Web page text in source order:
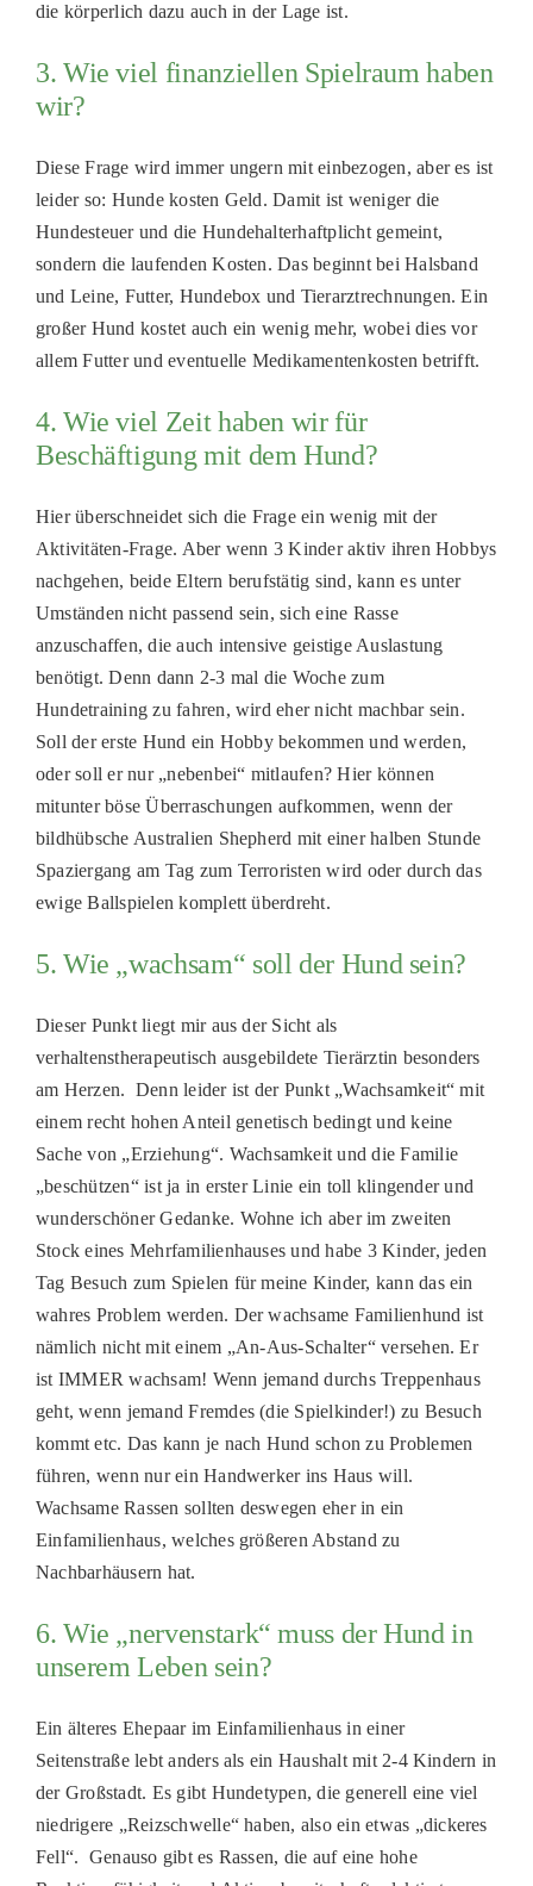
die körperlich dazu auch in der Lage ist.
3. Wie viel finanziellen Spielraum haben
wir?
Diese Frage wird immer ungern mit einbezogen, aber es ist
leider so: Hunde kosten Geld. Damit ist weniger die
Hundesteuer und die Hundehalterhaftplicht gemeint,
sondern die laufenden Kosten. Das beginnt bei Halsband
und Leine, Futter, Hundebox und Tierarztrechnungen. Ein
großer Hund kostet auch ein wenig mehr, wobei dies vor
allem Futter und eventuelle Medikamentenkosten betrifft.
4. Wie viel Zeit haben wir für
Beschäftigung mit dem Hund?
Hier überschneidet sich die Frage ein wenig mit der
Aktivitäten-Frage. Aber wenn 3 Kinder aktiv ihren Hobbys
nachgehen, beide Eltern berufstätig sind, kann es unter
Umständen nicht passend sein, sich eine Rasse
anzuschaffen, die auch intensive geistige Auslastung
benötigt. Denn dann 2-3 mal die Woche zum
Hundetraining zu fahren, wird eher nicht machbar sein.
Soll dererste Hund ein Hobby bekommen und werden,
oder soll er nur „nebenbei“ mitlaufen? Hier können
mitunter böse Überraschungen aufkommen, wenn der
bildhübsche Australien Shepherd mit einer halben Stunde
Spaziergang am Tag zum Terroristen wird oder durch das
ewige Ballspielen komplett überdreht.
5. Wie „wachsam“ soll der Hund sein?
Dieser Punkt liegt mir aus der Sicht als
verhaltenstherapeutisch ausgebildete Tierärztin besonders
am Herzen. Denn leider ist der Punkt „Wachsamkeit“ mit
einem recht hohen Anteil genetisch bedingt und keine
Sache von „Erziehung“. Wachsamkeit und die Familie
„beschützen“ist ja in erster Linie ein toll klingender und
wunderschöner Gedanke. Wohne ich aber im zweiten
Stock eines Mehrfamilienhauses und habe 3 Kinder, jeden
Tag Besuch zum Spielen für meine Kinder, kann das ein
wahres Problem werden. Der wachsame Familienhund ist
nämlich nicht mit einem „An-Aus-Schalter“versehen. Er
ist IMMER wachsam! Wenn jemand durchs Treppenhaus
geht, wenn jemand Fremdes (die Spielkinder!) zu Besuch
kommt etc. Das kann je nach Hund schon zu Problemen
führen, wenn nur ein Handwerker ins Haus will.
Wachsame Rassen sollten deswegen eher in ein
Einfamilienhaus, welches größeren Abstand zu
Nachbarhäusern hat.
6. Wie „nervenstark“ muss der Hund in
unserem Leben sein?
Ein älteres Ehepaar im Einfamilienhaus in einer
Seitenstraße lebt anders als ein Haushalt mit 2-4 Kindern in
der Großstadt. Es gibt Hundetypen, die generell eine viel
niedrigere „Reizschwelle“ haben, also ein etwas „dickeres
Fell“. Genauso gibt es Rassen, die auf eine hohe